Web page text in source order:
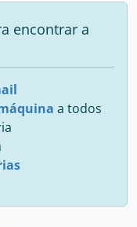
encontrar a
a todos